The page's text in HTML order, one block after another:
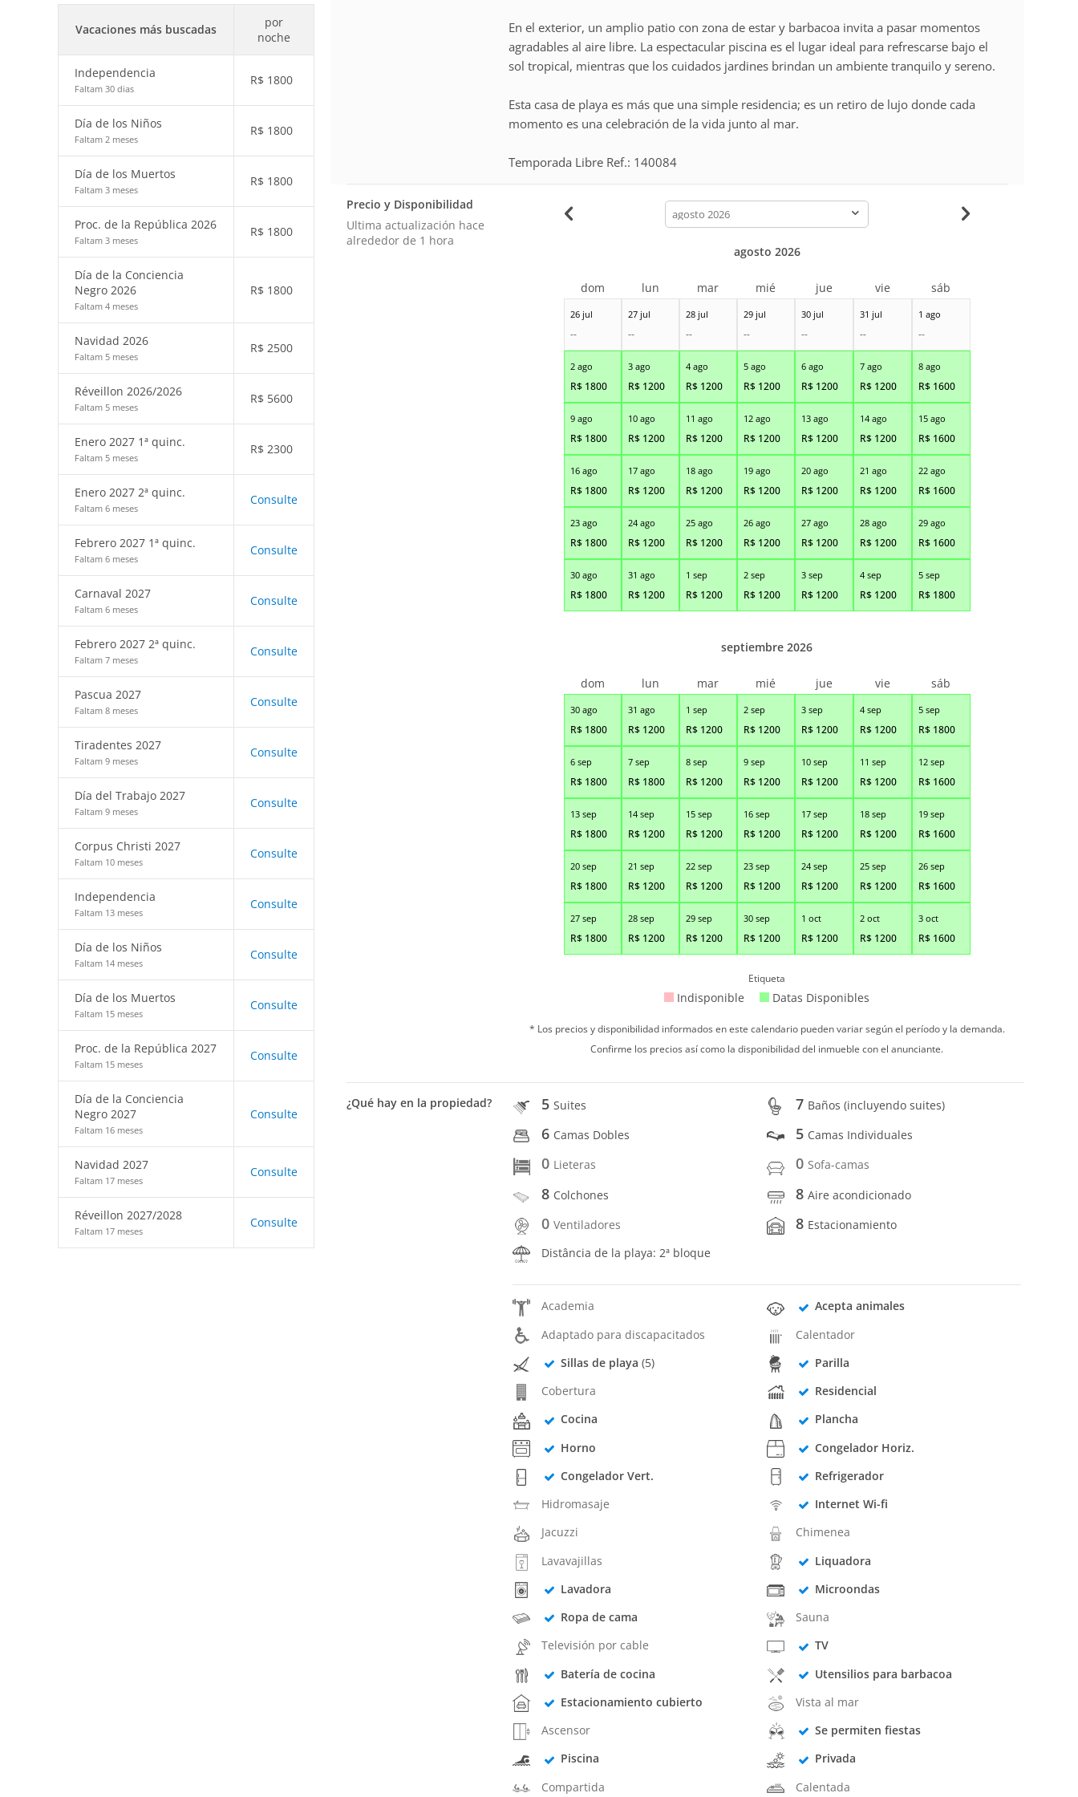
Vacaciones más buscadas
por
noche
Independencia
Faltam 30 dias
R$ 1800
Día de los Niños
Faltam 2 meses
R$ 1800
Día de los Muertos
Faltam 3 meses
R$ 1800
Proc. de la República 2026
Faltam 3 meses
R$ 1800
Día de la Conciencia
Negro 2026
Faltam 4 meses
R$ 1800
Navidad 2026
Faltam 5 meses
R$ 2500
Réveillon 2026/2026
Faltam 5 meses
R$ 5600
Enero 2027 1ª quinc.
Faltam 5 meses
R$ 2300
Enero 2027 2ª quinc.
Faltam 6 meses
Consulte
Febrero 2027 1ª quinc.
Faltam 6 meses
Consulte
Carnaval 2027
Faltam 6 meses
Consulte
Febrero 2027 2ª quinc.
Faltam 7 meses
Consulte
Pascua 2027
Faltam 8 meses
Consulte
Tiradentes 2027
Faltam 9 meses
Consulte
Día del Trabajo 2027
Faltam 9 meses
Consulte
Corpus Christi 2027
Faltam 10 meses
Consulte
Independencia
Faltam 13 meses
Consulte
Día de los Niños
Faltam 14 meses
Consulte
Día de los Muertos
Faltam 15 meses
Consulte
Proc. de la República 2027
Faltam 15 meses
Consulte
Día de la Conciencia
Negro 2027
Faltam 16 meses
Consulte
Navidad 2027
Faltam 17 meses
Consulte
Réveillon 2027/2028
Faltam 17 meses
Consulte
En el exterior, un amplio patio con zona de estar y barbacoa invita a pasar momentos
agradables al aire libre. La espectacular piscina es el lugar ideal para refrescarse bajo el
sol tropical, mientras que los cuidados jardines brindan un ambiente tranquilo y sereno.
Esta casa de playa es más que una simple residencia; es un retiro de lujo donde cada
momento es una celebración de la vida junto al mar.
Temporada Libre Ref.: 140084
Precio y Disponibilidad
Ultima actualización hace
alrededor de 1 hora
calendar-
month
26 jul
--
27 jul
--
28 jul
--
29 jul
--
30 jul
--
31 jul
--
1 ago
--
2 ago
R$ 1800
3 ago
R$ 1200
4 ago
R$ 1200
5 ago
R$ 1200
6 ago
R$ 1200
7 ago
R$ 1200
8 ago
R$ 1600
9 ago
R$ 1800
10 ago
R$ 1200
11 ago
R$ 1200
12 ago
R$ 1200
13 ago
R$ 1200
14 ago
R$ 1200
15 ago
R$ 1600
16 ago
R$ 1800
17 ago
R$ 1200
18 ago
R$ 1200
19 ago
R$ 1200
20 ago
R$ 1200
21 ago
R$ 1200
22 ago
R$ 1600
23 ago
R$ 1800
24 ago
R$ 1200
25 ago
R$ 1200
26 ago
R$ 1200
27 ago
R$ 1200
28 ago
R$ 1200
29 ago
R$ 1600
30 ago
R$ 1800
31 ago
R$ 1200
1 sep
R$ 1200
2 sep
R$ 1200
3 sep
R$ 1200
4 sep
R$ 1200
5 sep
R$ 1800
agosto 2026
dom lun mar mié jue vie sáb
30 ago
R$ 1800
31 ago
R$ 1200
1 sep
R$ 1200
2 sep
R$ 1200
3 sep
R$ 1200
4 sep
R$ 1200
5 sep
R$ 1800
6 sep
R$ 1800
7 sep
R$ 1800
8 sep
R$ 1200
9 sep
R$ 1200
10 sep
R$ 1200
11 sep
R$ 1200
12 sep
R$ 1600
13 sep
R$ 1800
14 sep
R$ 1200
15 sep
R$ 1200
16 sep
R$ 1200
17 sep
R$ 1200
18 sep
R$ 1200
19 sep
R$ 1600
20 sep
R$ 1800
21 sep
R$ 1200
22 sep
R$ 1200
23 sep
R$ 1200
24 sep
R$ 1200
25 sep
R$ 1200
26 sep
R$ 1600
27 sep
R$ 1800
28 sep
R$ 1200
29 sep
R$ 1200
30 sep
R$ 1200
1 oct
R$ 1200
2 oct
R$ 1200
3 oct
R$ 1600
septiembre 2026
dom lun mar mié jue vie sáb
Etiqueta
Indisponible Datas Disponibles
* Los precios y disponibilidad informados en este calendario pueden variar según el período y la demanda.
Confirme los precios así como la disponibilidad del inmueble con el anunciante.
¿Qué hay en la propiedad? 5Suites 7 Baños (incluyendo suites)
6 Camas Dobles 5 Camas Individuales
0 Lieteras 0 Sofa-camas
8 Colchones 8Aire acondicionado
0Ventiladores 8 Estacionamiento
Distância de la playa: 2ª bloque
Academia
Acepta animales
Adaptado para discapacitados
Calentador
Sillas de playa (5)
Parilla
Cobertura
Residencial
Cocina
Plancha
Horno
Congelador Horiz.
Congelador Vert.
Refrigerador
Hidromasaje
Internet Wi-fi
Jacuzzi
Chimenea
Lavavajillas
Liquadora
Lavadora
Microondas
Ropa de cama
Sauna
Televisión por cable
TV
Batería de cocina
Utensilios para barbacoa
Estacionamiento cubierto
Vista al mar
Ascensor
Se permiten fiestas
Piscina
Privada
Compartida
Calentada